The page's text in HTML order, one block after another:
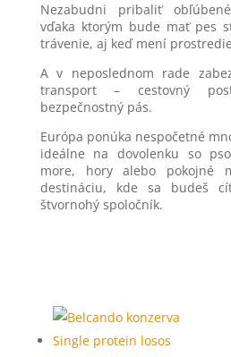
Nezabudni pribaliť
vďaka ktorým bude mať pes
trávenie, aj keď mení
A v neposlednom rade
transport – cestovný
bezpečnostný pás.
Európa ponúka nespočetné
ideálne na dovolenku so
more, hory alebo pokojné
destináciu, kde sa budeš
štvornohý spoločník.